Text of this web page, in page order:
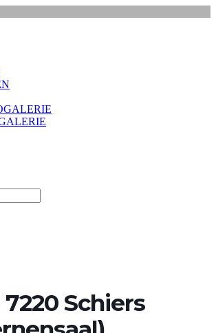
7220 Schiers